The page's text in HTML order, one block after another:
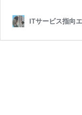
ITサービス指向